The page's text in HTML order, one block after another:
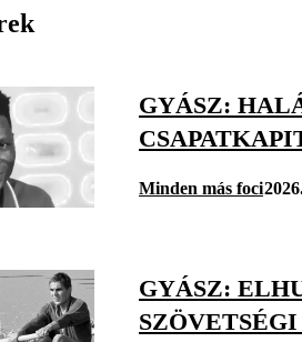
GYÁSZ:
Minden más foci
GYÁSZ: